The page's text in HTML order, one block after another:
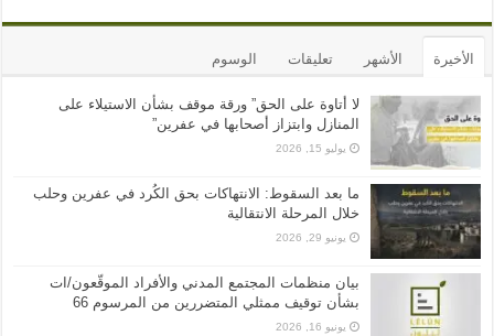
الأخيرة الأشهر تعليقات الوسوم
لا أتاوة على الحق” ورقة موقف بشأن الاستيلاء على
المنازل وابتزاز أصحابها في عفرين”
يوليو 15, 2026
ما بعد السقوط: الانتهاكات بحق الكُرد في عفرين وحلب
خلال المرحلة الانتقالية
يونيو 29, 2026
بيان منظمات المجتمع المدني والأفراد الموقّعون/ات
بشأن توقيف ممثلي المتضررين من المرسوم 66
يونيو 16, 2026